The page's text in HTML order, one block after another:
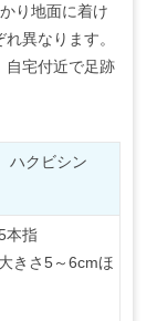
り地面に着け
異なります。
自宅付近で足跡
ハクビシン
本指
大きさ5～6cmほ